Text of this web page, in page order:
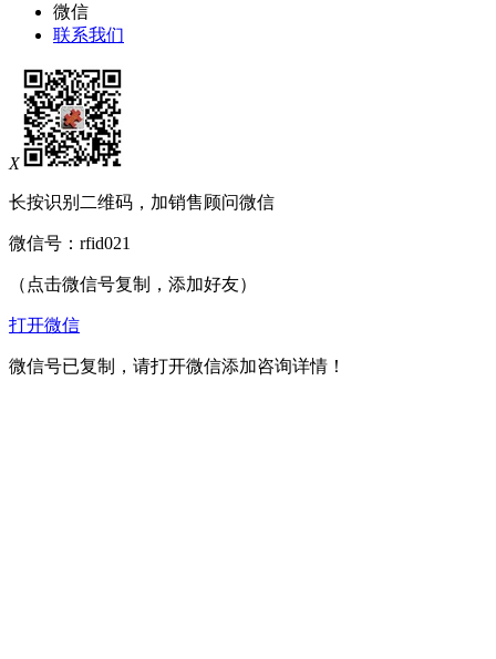
微信
联系我们
X
长按识别二维码，加销售顾问微信
微信号： rfid021
（点击微信号复制，添加好友）
打开微信
微信号已复制，请打开微信添加咨询详情！